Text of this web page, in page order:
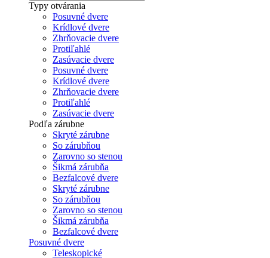
Typy otvárania
Posuvné dvere
Krídlové dvere
Zhrňovacie dvere
Protiľahlé
Zasúvacie dvere
Posuvné dvere
Krídlové dvere
Zhrňovacie dvere
Protiľahlé
Zasúvacie dvere
Podľa zárubne
Skryté zárubne
So zárubňou
Zarovno so stenou
Šikmá zárubňa
Bezfalcové dvere
Skryté zárubne
So zárubňou
Zarovno so stenou
Šikmá zárubňa
Bezfalcové dvere
Posuvné dvere
Teleskopické